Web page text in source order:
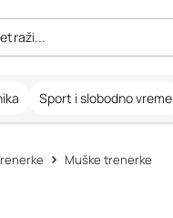
Sport i slobodno vreme
Muške trenerke